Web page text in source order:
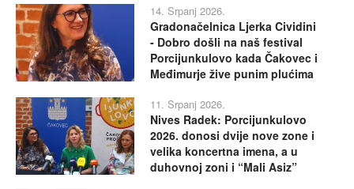
14. Srpanj 2026.
Gradonačelnica Ljerka Cividini
- Dobro došli na naš festival
Porcijunkulovo kada Čakovec i
Međimurje žive punim plućima
11. Srpanj 2026.
Nives Radek: Porcijunkulovo
2026. donosi dvije nove zone i
velika koncertna imena, a u
duhovnoj zoni i “Mali Asiz”